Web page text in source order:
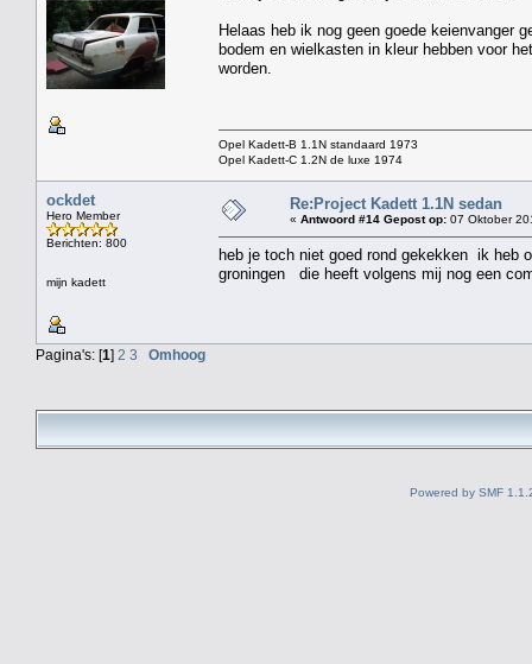
Helaas heb ik nog geen goede keienvanger
bodem en wielkasten in kleur hebben voor
worden.
Opel Kadett-B 1.1N standaard 1973
Opel Kadett-C 1.2N de luxe 1974
ockdet
Hero Member
Berichten: 800
mijn kadett
Re:Project Kadett 1.1N sedan
« Antwoord #14 Gepost op: 07 Oktober
heb je toch niet goed rond gekekken ik heb
groningen die heeft volgens mij nog een
Pagina's: [1] 2 3 Omhoog
Powered by SMF